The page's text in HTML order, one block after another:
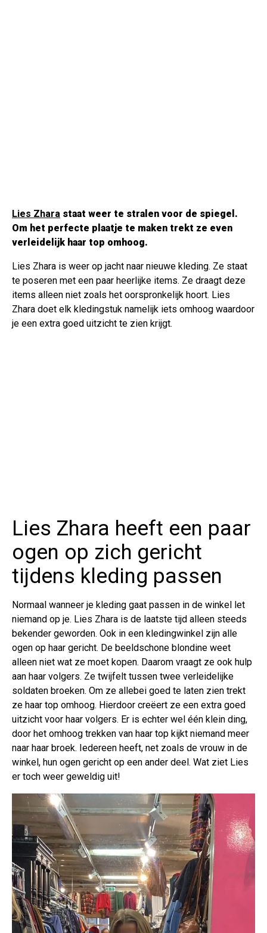
Lies Zhara staat weer te stralen voor de spiegel.
Om het perfecte plaatje te maken trekt ze even
verleidelijk haar top omhoog.
Lies Zhara is weer op jacht naar nieuwe kleding. Ze staat
te poseren met een paar heerlijke items. Ze draagt deze
items alleen niet zoals het oorspronkelijk hoort. Lies
Zhara doet elk kledingstuk namelijk iets omhoog waardoor
je een extra goed uitzicht te zien krijgt.
Lies Zhara heeft een paar
ogen op zich gericht
tijdens kleding passen
Normaal wanneer je kleding gaat passen in de winkel let
niemand op je. Lies Zhara is de laatste tijd alleen steeds
bekender geworden. Ook in een kledingwinkel zijn alle
ogen op haar gericht. De beeldschone blondine weet
alleen niet wat ze moet kopen. Daarom vraagt ze ook hulp
aan haar volgers. Ze twijfelt tussen twee verleidelijke
soldaten broeken. Om ze allebei goed te laten zien trekt
ze haar top omhoog. Hierdoor creëert ze een extra goed
uitzicht voor haar volgers. Er is echter wel één klein ding,
door het omhoog trekken van haar top kijkt niemand meer
naar haar broek. Iedereen heeft, net zoals de vrouw in de
winkel, hun ogen gericht op een ander deel. Wat ziet Lies
er toch weer geweldig uit!